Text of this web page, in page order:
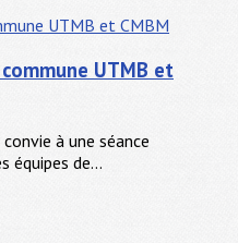
UTMB et
à une séance
équipes de...